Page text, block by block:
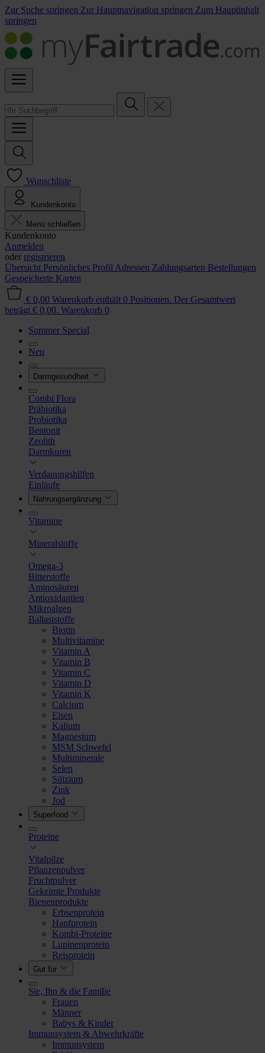
Zur Suche springen Zur Hauptnavigation springen Zum Hauptinhalt
springen
Wunschliste
Kundenkonto
Menü schließen
Kundenkonto
Anmelden
oder registrieren
Übersicht Persönliches Profil Adressen Zahlungsarten Bestellungen
Gespeicherte Karten
€ 0,00 Warenkorb enthält 0 Positionen. Der Gesamtwert
beträgt € 0,00. Warenkorb 0
Summer Special
Neu
Darmgesundheit
Combi Flora
Präbiotika
Probiotika
Bentonit
Zeolith
Darmkuren
Verdauungshilfen
Einläufe
Nahrungsergänzung
Vitamine
Mineralstoffe
Omega-3
Bitterstoffe
Aminosäuren
Antioxidantien
Mikroalgen
Ballaststoffe
Biotin
Multivitamine
Vitamin A
Vitamin B
Vitamin C
Vitamin D
Vitamin K
Calcium
Eisen
Kalium
Magnesium
MSM Schwefel
Multiminerale
Selen
Silizium
Zink
Jod
Superfood
Proteine
Vitalpilze
Pflanzenpulver
Fruchtpulver
Gekeimte Produkte
Bienenprodukte
Erbsenprotein
Hanfprotein
Kombi-Proteine
Lupinenprotein
Reisprotein
Gut für
Sie, Ihn & die Familie
Frauen
Männer
Babys & Kinder
Immunsystem & Abwehrkräfte
Immunsystem